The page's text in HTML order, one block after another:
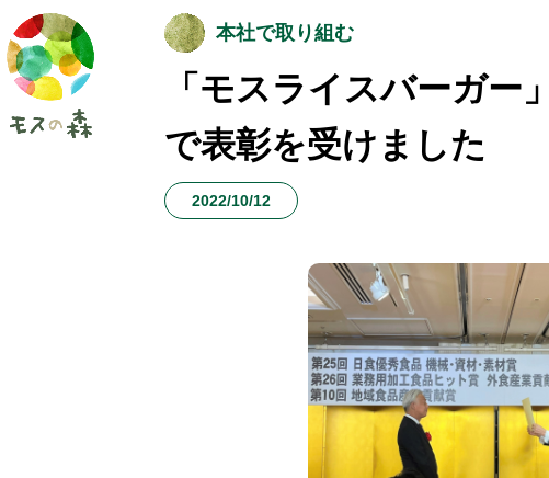
本社で取り組む
「モスライスバーガー
で表彰を受けました
2022/10/12